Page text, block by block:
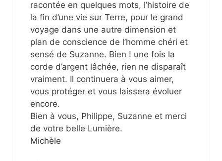
racontée en quelques mots, l’histoire de
la fin d’une vie sur Terre, pour le grand
voyage dans une autre dimension et
plan de conscience de l’homme chéri et
sensé de Suzanne. Bien ! une fois la
corde d’argent lâchée, rien ne disparaît
vraiment. Il continuera à vous aimer,
vous protéger et vous laissera évoluer
encore.
Bien à vous, Philippe, Suzanne et merci
de votre belle Lumière.
Michèle